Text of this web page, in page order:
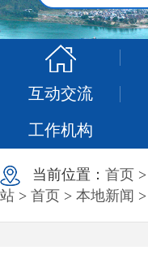
互动交流
工作机构
当前位置： 首页 >
站 > 首页 > 本地新闻 >